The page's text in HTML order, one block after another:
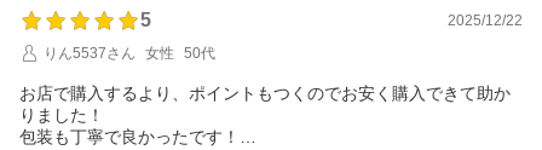
5
2025/12/22
りん5537さん
女性 50代
お店で購入するより、ポイントもつくのでお安く購入できて助か
りました！
包装も丁寧で良かったです！